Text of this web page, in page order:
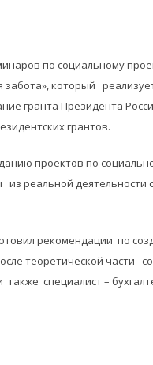
по социальному
который
гранта Президента
грантов.
проектов по
реальной деятельности
рекомендации по
теоретической части
специалист –